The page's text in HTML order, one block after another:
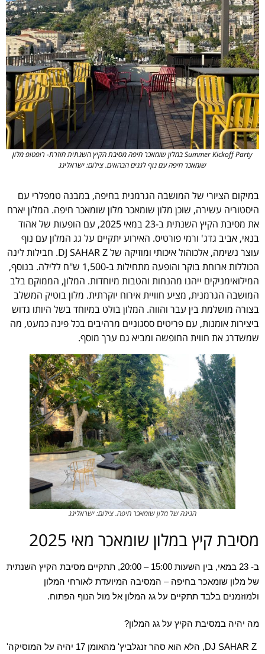
Summer Kickoff Party במלון שומאכר חיפה מסיבת הקיץ השנתית חוזרת- רופטופ מלון
שומאכר חיפה עם נוף לגנים הבהאים. צילום: ישראלינג
במיקום הציורי של המושבה הגרמנית בחיפה, במבנה טמפלרי עם
היסטוריה עשירה, שוכן מלון שומאכר מלון שומאכר חיפה. המלון יארח
את מסיבת הקיץ השנתית ב-23 במאי 2025, עם הופעות של אהוד
בנאי, אביב גדג' ורמי פורטיס. האירוע יתקיים על גג המלון עם נוף
עוצר נשימה, אלכוהול איכותי ומוזיקה של DJ SAHAR Z. חבילות לינה
הכוללות ארוחת בוקר והופעה מתחילות ב-1,500 ש"ח ללילה. בנוסף,
המילואימניקים ייהנו מהנחות והטבות מיוחדות. המלון, הממוקם בלב
המושבה הגרמנית, מציע חוויית אירוח יוקרתית. מלון בוטיק המשלב
בצורה מושלמת בין עבר והווה. המלון בולט במיוחד בשל היותו גדוש
ביצירות אומנות, עם פריטים ססגוניים מרהיבים בכל פינה כמעט, מה
שמשדרג את חווית החופשה ומביא גם ערך מוסף.
הגינה של מלון שומאכר חיפה. צילום: ישראלינג
מסיבת קיץ במלון שומאכר מאי 2025
ב- 23 במאי, בין השעות 15:00 – 20:00, תתקיים מסיבת הקיץ השנתית
של מלון שומאכר בחיפה – המסיבה המיועדת לאורחי המלון
ולמוזמנים בלבד תתקיים על גג המלון אל מול הנוף הפתוח.
מה יהיה במסיבת הקיץ על גג המלון?
DJ SAHAR Z
, הלא הוא סהר זנגלביץ' מהאומן 17 יהיה על המוסיקה'